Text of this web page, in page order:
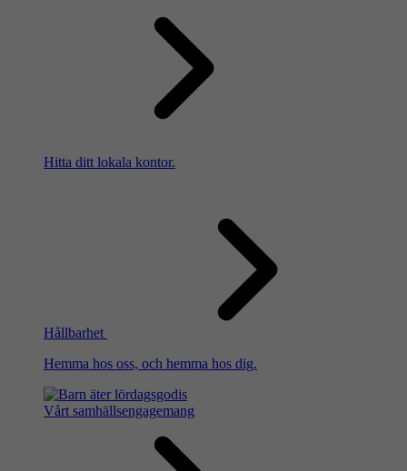
Hitta ditt lokala kontor.
Hållbarhet
Hemma hos oss, och hemma hos dig.
Vårt samhällsengagemang